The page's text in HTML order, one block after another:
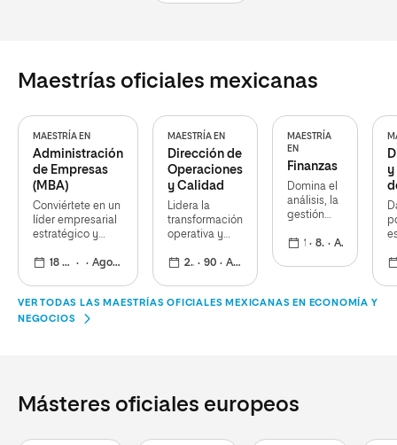
Maestrías oficiales mexicanas
MAESTRÍA EN
Administración
de Empresas
(MBA)
Conviértete en un
líder empresarial
estratégico y
de las
18 meses Agosto 2026
MAESTRÍA EN
Dirección de
Operaciones
y Calidad
Lidera la
transformación
operativa y
calidad
24 meses 90 Agosto 2026
MAESTRÍA
EN
Finanzas
Domina el
análisis, la
gestión
capitales y
transforma
18 meses 81 Agosto 2026
y
VER TODAS LAS MAESTRÍAS OFICIALES MEXICANAS EN ECONOMÍA Y
NEGOCIOS
Másteres oficiales europeos